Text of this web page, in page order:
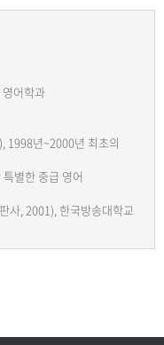
어학과
1998년~2000년 최초의
별한 중급 영어
사, 2001), 한국방송대학교